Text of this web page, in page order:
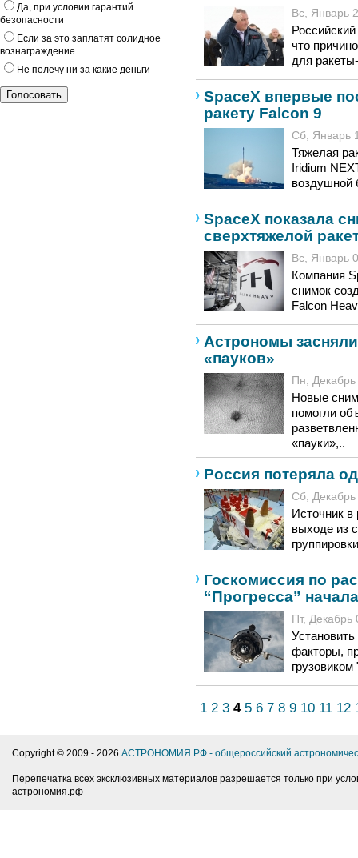
Да, при условии гарантий
безопасности
Если за это заплатят солидное
вознаграждение
Не полечу ни за какие деньги
Вс, Январь
что
для
SpaceX впервые
ракету Falcon 9
Сб, Январь
Тяжелая
Iridium
воздушной
SpaceX показала
сверхтяжелой
Вс, Январь
Компания
снимок
Falcon
Астрономы
«пауков»
Пн,
Новые
помогли
«пауки»,..
Россия потеряла
Сб,
Источник в
выходе из
Госкомиссия по
“Прогресса”
Пт,
факторы,
1 2 3 4 5 6 7 8 9 10 11 12
Copyright © 2009 - 2026 АСТРОНОМИЯ.РФ - общероссийский
Перепечатка всех эксклюзивных материалов разрешается только при
астрономия.рф